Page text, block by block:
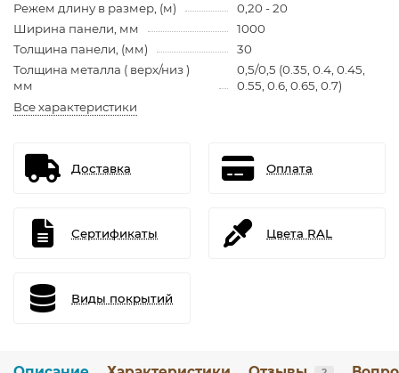
Режем длину в размер, (м)
0,20 - 20
Ширина панели, мм
1000
Толщина панели, (мм)
30
Толщина металла ( верх/низ )
мм
0,5/0,5 (0.35, 0.4, 0.45,
0.55, 0.6, 0.65, 0.7)
Все характеристики
Доставка Оплата
Сертификаты Цвета RAL
Виды покрытий